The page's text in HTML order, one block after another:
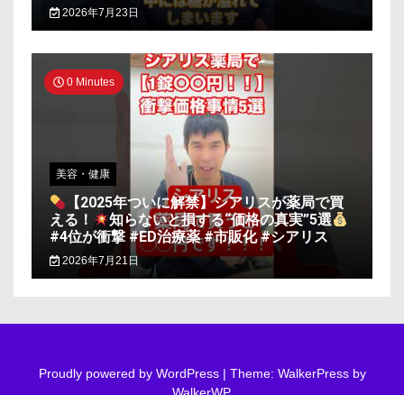
2026年7月23日
0 Minutes
美容・健康
【2025年ついに解禁】シアリスが薬局で買
える！
知らないと損する“価格の真実”5選
#4位が衝撃 #ED治療薬 #市販化 #シアリス
2026年7月21日
Proudly powered by WordPress | Theme: WalkerPress by